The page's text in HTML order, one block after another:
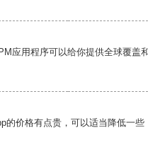
应用程序可以给你提供全球覆盖
的价格有点贵，可以适当降低一些